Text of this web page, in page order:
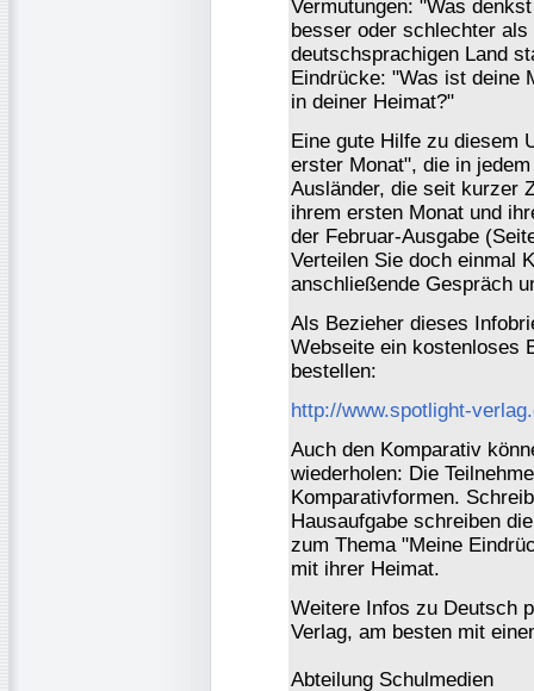
Vermutungen: "Was
besser oder schlechter
deutschsprachigen Land
Eindrücke: "Was ist deine
in deiner Heimat?"
Eine gute Hilfe zu diesem
erster Monat", die in
Ausländer, die seit kurzer
ihrem ersten Monat und
der Februar-Ausgabe
Verteilen Sie doch einmal
anschließende Gespräch
Als Bezieher dieses
Webseite ein kostenloses
bestellen:
http://www.spotlight-
Auch den Komparativ
wiederholen: Die
Komparativformen.
Hausaufgabe schreiben
zum Thema "Meine
mit ihrer Heimat.
Weitere Infos zu Deutsch
Verlag, am besten mit
Abteilung Schulmedien